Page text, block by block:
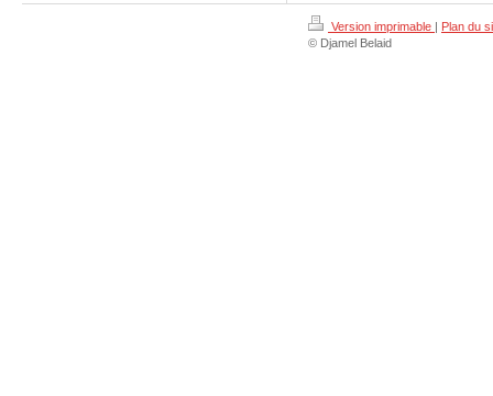
Version imprimable | Plan du
© Djamel Belaid